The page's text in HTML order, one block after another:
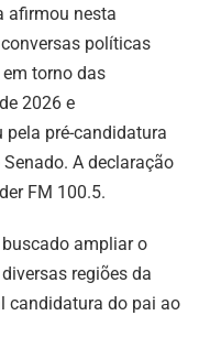
afirmou nesta
políticas
torno das
2026 e
pré-candidatura
A declaração
FM 100.5.
ampliar o
regiões da
candidatura do pai ao